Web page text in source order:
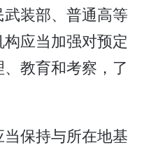
装部、普通高等
应当加强对预定
教育和考察，了
保持与所在地基